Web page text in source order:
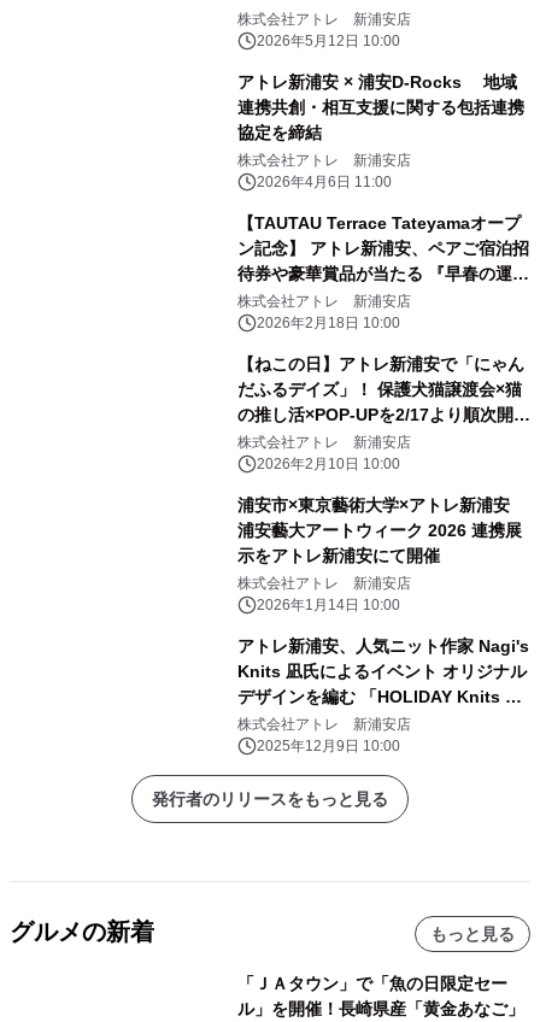
株式会社アトレ 新浦安店
2026年5月12日 10:00
アトレ新浦安 × 浦安D-Rocks 地域
連携共創・相互支援に関する包括連携
協定を締結
株式会社アトレ 新浦安店
2026年4月6日 11:00
【TAUTAU Terrace Tateyamaオープ
ン記念】 アトレ新浦安、ペアご宿泊招
待券や豪華賞品が当たる 『早春の運試
し！プレミアム抽選会』を2月28日
(土)に開催
株式会社アトレ 新浦安店
2026年2月18日 10:00
【ねこの日】アトレ新浦安で「にゃん
だふるデイズ」！ 保護犬猫譲渡会×猫
の推し活×POP-UPを2/17より順次開
催！！
株式会社アトレ 新浦安店
2026年2月10日 10:00
浦安市×東京藝術大学×アトレ新浦安
浦安藝大アートウィーク 2026 連携展
示をアトレ新浦安にて開催
株式会社アトレ 新浦安店
2026年1月14日 10:00
アトレ新浦安、人気ニット作家 Nagi's
Knits 凪氏によるイベント オリジナル
デザインを編む 「HOLIDAY Knits ワ
ークショップ」を12月21日に初開催！
株式会社アトレ 新浦安店
2025年12月9日 10:00
発行者のリリースをもっと見る
グルメの新着 もっと見る
「ＪＡタウン」で「魚の日限定セー
ル」を開催！長崎県産「黄金あなご」